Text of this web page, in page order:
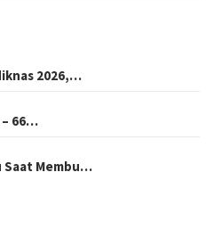
2026,…
– 66…
Saat Membu…